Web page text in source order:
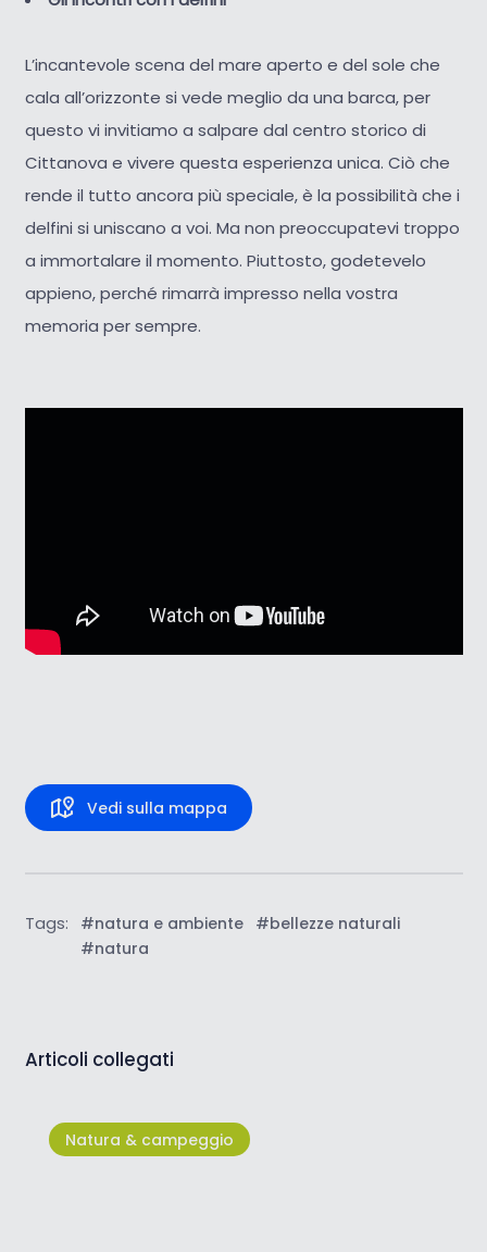
L’incantevole scena del mare aperto e del sole che
cala all’orizzonte si vede meglio da una barca, per
questo vi invitiamo a salpare dal centro storico di
Cittanova e vivere questa esperienza unica. Ciò che
rende il tutto ancora più speciale, è la possibilità che i
delfini si uniscano a voi. Ma non preoccupatevi troppo
a immortalare il momento. Piuttosto, godetevelo
appieno, perché rimarrà impresso nella vostra
memoria per sempre.
Vedi sulla mappa
Tags: #natura e ambiente
#bellezze naturali
#natura
Articoli collegati
Natura & campeggio